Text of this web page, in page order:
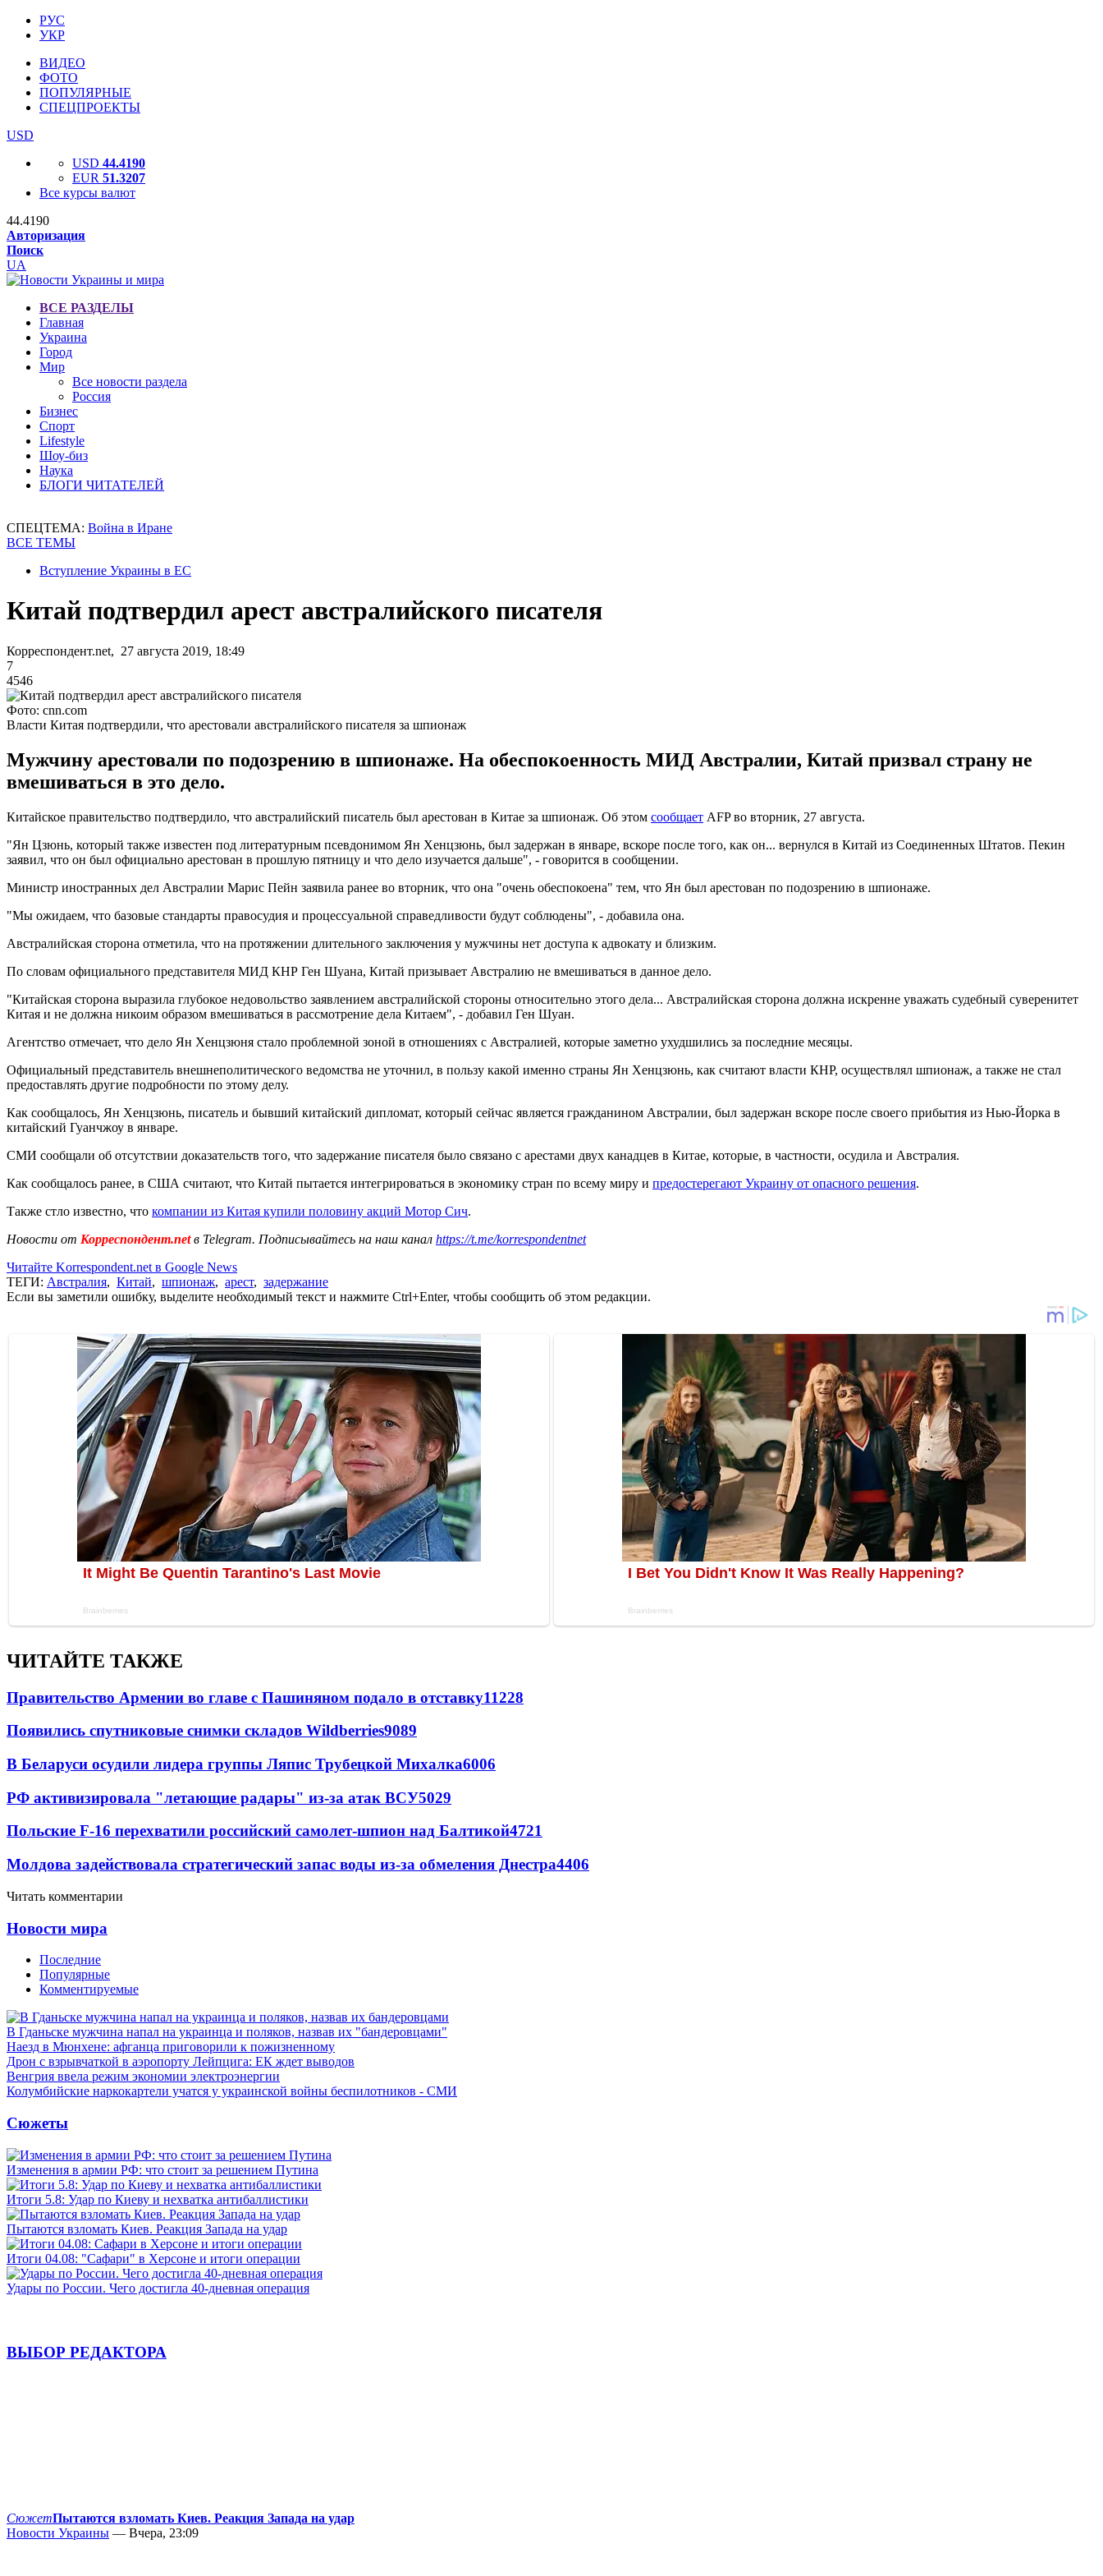
РУС
УКР
ВИДЕО
ФОТО
ПОПУЛЯРНЫЕ
СПЕЦПРОЕКТЫ
USD
USD 44.4190
EUR 51.3207
Все курсы валют
44.4190
Авторизация
Поиск
UA
ВСЕ РАЗДЕЛЫ
Главная
Украина
Город
Мир
Все новости раздела
Россия
Бизнес
Спорт
Lifestyle
Шоу-биз
Наука
БЛОГИ ЧИТАТЕЛЕЙ
СПЕЦТЕМА: Война в Иране
ВСЕ ТЕМЫ
Вступление Украины в ЕС
Китай подтвердил арест австралийского писателя
Корреспондент.net, 27 августа 2019, 18:49
7
4546
Фото: cnn.com
Власти Китая подтвердили, что арестовали австралийского писателя за шпионаж
Мужчину арестовали по подозрению в шпионаже. На обеспокоенность МИД Австралии, Китай призвал страну не
вмешиваться в это дело.
Китайское правительство подтвердило, что австралийский писатель был арестован в Китае за шпионаж. Об этом сообщает AFP во вторник, 27 августа.
"Ян Цзюнь, который также известен под литературным псевдонимом Ян Хенцзюнь, был задержан в январе, вскоре после того, как он... вернулся в Китай из Соединенных Штатов. Пекин
заявил, что он был официально арестован в прошлую пятницу и что дело изучается дальше", - говорится в сообщении.
Министр иностранных дел Австралии Марис Пейн заявила ранее во вторник, что она "очень обеспокоена" тем, что Ян был арестован по подозрению в шпионаже.
"Мы ожидаем, что базовые стандарты правосудия и процессуальной справедливости будут соблюдены", - добавила она.
Австралийская сторона отметила, что на протяжении длительного заключения у мужчины нет доступа к адвокату и близким.
По словам официального представителя МИД КНР Ген Шуана, Китай призывает Австралию не вмешиваться в данное дело.
"Китайская сторона выразила глубокое недовольство заявлением австралийской стороны относительно этого дела... Австралийская сторона должна искренне уважать судебный суверенитет
Китая и не должна никоим образом вмешиваться в рассмотрение дела Китаем", - добавил Ген Шуан.
Агентство отмечает, что дело Ян Хенцзюня стало проблемной зоной в отношениях с Австралией, которые заметно ухудшились за последние месяцы.
Официальный представитель внешнеполитического ведомства не уточнил, в пользу какой именно страны Ян Хенцзюнь, как считают власти КНР, осуществлял шпионаж, а также не стал
предоставлять другие подробности по этому делу.
Как сообщалось, Ян Хенцзюнь, писатель и бывший китайский дипломат, который сейчас является гражданином Австралии, был задержан вскоре после своего прибытия из Нью-Йорка в
китайский Гуанчжоу в январе.
СМИ сообщали об отсутствии доказательств того, что задержание писателя было связано с арестами двух канадцев в Китае, которые, в частности, осудила и Австралия.
Как сообщалось ранее, в США считают, что Китай пытается интегрироваться в экономику стран по всему миру и предостерегают Украину от опасного решения.
Также стло известно, что компании из Китая купили половину акций Мотор Сич.
Новости от Корреспондент.netв Telegram. Подписывайтесь на наш канал https://t.me/korrespondentnet
Читайте Korrespondent.net в Google News
ТЕГИ: Австралия, Китай, шпионаж, арест, задержание
Если вы заметили ошибку, выделите необходимый текст и нажмите Ctrl+Enter, чтобы сообщить об этом редакции.
ЧИТАЙТЕ ТАКЖЕ
Правительство Армении во главе с Пашиняном подало в отставку11228
Появились спутниковые снимки складов Wildberries9089
В Беларуси осудили лидера группы Ляпис Трубецкой Михалка6006
РФ активизировала "летающие радары" из-за атак ВСУ5029
Польские F-16 перехватили российский самолет-шпион над Балтикой4721
Молдова задействовала стратегический запас воды из-за обмеления Днестра4406
Читать комментарии
Новости мира
Последние
Популярные
Комментируемые
В Гданьске мужчина напал на украинца и поляков, назвав их "бандеровцами"
Наезд в Мюнхене: афганца приговорили к пожизненному
Дрон с взрывчаткой в аэропорту Лейпцига: ЕК ждет выводов
Венгрия ввела режим экономии электроэнергии
Колумбийские наркокартели учатся у украинской войны беспилотников - СМИ
Сюжеты
Изменения в армии РФ: что стоит за решением Путина
Итоги 5.8: Удар по Киеву и нехватка антибаллистики
Пытаются взломать Киев. Реакция Запада на удар
Итоги 04.08: "Сафари" в Херсоне и итоги операции
Удары по России. Чего достигла 40-дневная операция
ВЫБОР РЕДАКТОРА
СюжетПытаются взломать Киев. Реакция Запада на удар
Новости Украины — Вчера, 23:09